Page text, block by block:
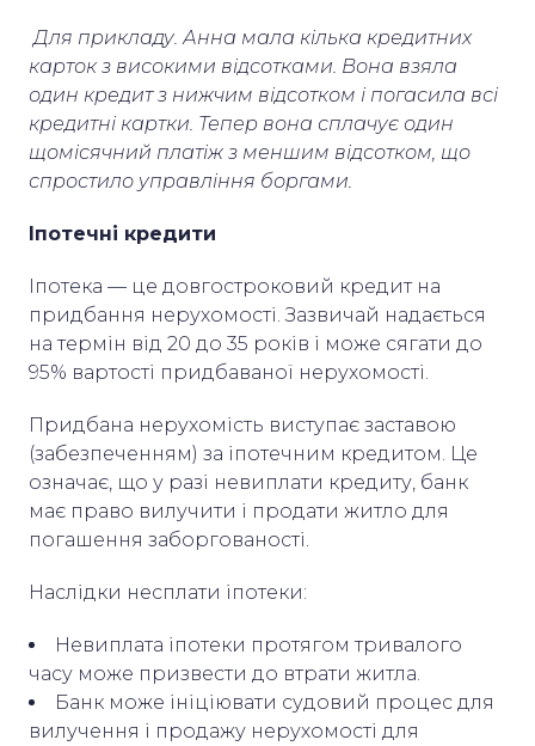
Для прикладу. Анна мала кілька кредитних
карток з високими відсотками. Вона взяла
один кредит з нижчим відсотком і погасила всі
кредитні картки. Тепер вона сплачує один
щомісячний платіж з меншим відсотком, що
спростило управління боргами.
Іпотечні кредити
Іпотека — це довгостроковий кредит на
придбання нерухомості. Зазвичай надається
на термін від 20 до 35 років і може сягати до
95% вартості придбаваної нерухомості.
Придбана нерухомість виступає заставою
(забезпеченням) за іпотечним кредитом. Це
означає, що у разі невиплати кредиту, банк
має право вилучити і продати житло для
погашення заборгованості.
Наслідки несплати іпотеки:
Невиплата іпотеки протягом тривалого
часу може призвести до втрати житла.
Банк може ініціювати судовий процес для
вилучення і продажу нерухомості для